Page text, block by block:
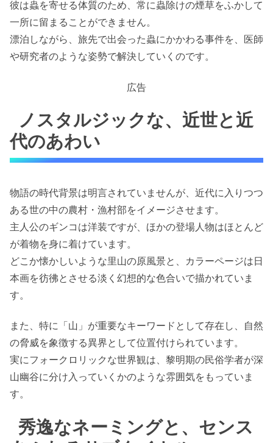
彼は蟲を寄せる体質のため、常に蟲除けの煙草をふかして
一所に留まることができません。
漂泊しながら、旅先で出会った蟲にかかわる事件を、医師
や研究者のような姿勢で解決していくのです。
広告
ノスタルジックな、近世と近
代のあわい
物語の時代背景は明言されていませんが、近代に入りつつ
ある世の中の農村・漁村部をイメージさせます。
主人公のギンコは洋装ですが、ほかの登場人物はほとんど
が着物を身に着けています。
どこか懐かしいような里山の原風景と、カラーページは日
本画を彷彿とさせる淡く幻想的な色合いで描かれていま
す。
また、特に「山」が重要なキーワードとして存在し、自然
の脅威を象徴する異界として位置付けられています。
実にフォークロリックな世界観は、黎明期の民俗学者が深
山幽谷に分け入っていくかのような雰囲気をもっていま
す。
秀逸なネーミングと、センス